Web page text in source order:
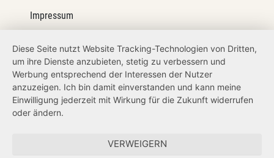
Impressum
Netiquette
Transparenzanspruch
Hinweisgeberschutz
Forum Mitteleuropa
Diese Seite nutzt Website Tracking-Technologien von Dritten,
um ihre Dienste anzubieten, stetig zu verbessern und
Werbung entsprechend der Interessen der Nutzer
anzuzeigen. Ich bin damit einverstanden und kann meine
Einwilligung jederzeit mit Wirkung für die Zukunft widerrufen
oder ändern.
VERWEIGERN